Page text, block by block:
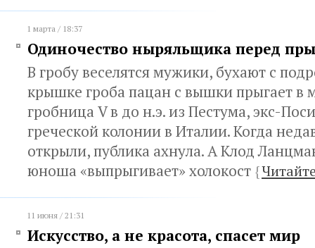
1 марта / 18:37
Одиночество ныряльщика перед
В гробу веселятся мужики, бухают с
крышке гроба пацан с вышки прыгает в
гробница V в до н.э. из Пестума, экс-
греческой колонии в Италии. Когда
открыли, публика ахнула. А Клод
юноша «выпрыгивает» холокост {
11 июня / 21:31
Искусство, а не красота, спасет мир